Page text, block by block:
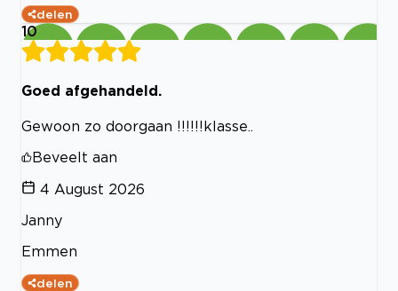
delen
10
Goed afgehandeld.
Gewoon zo doorgaan !!!!!!klasse..
Beveelt aan
4 August 2026
Janny
Emmen
delen